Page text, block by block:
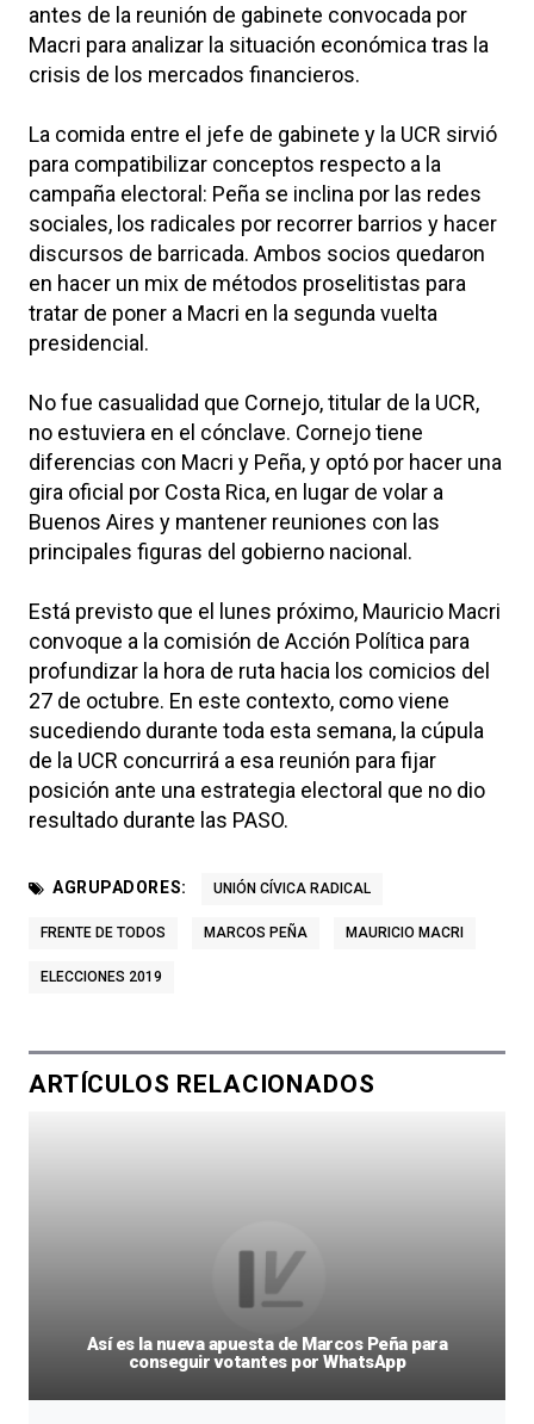
antes de la reunión de gabinete convocada por
Macri para analizar la situación económica tras la
crisis de los mercados financieros.
La comida entre el jefe de gabinete y la UCR sirvió
para compatibilizar conceptos respecto a la
campaña electoral: Peña se inclina por las redes
sociales, los radicales por recorrer barrios y hacer
discursos de barricada. Ambos socios quedaron
en hacer un mix de métodos proselitistas para
tratar de poner a Macri en la segunda vuelta
presidencial.
No fue casualidad que Cornejo, titular de la UCR,
no estuviera en el cónclave. Cornejo tiene
diferencias con Macri y Peña, y optó por hacer una
gira oficial por Costa Rica, en lugar de volar a
Buenos Aires y mantener reuniones con las
principales figuras del gobierno nacional.
Está previsto que el lunes próximo, Mauricio Macri
convoque a la comisión de Acción Política para
profundizar la hora de ruta hacia los comicios del
27 de octubre. En este contexto, como viene
sucediendo durante toda esta semana, la cúpula
de la UCR concurrirá a esa reunión para fijar
posición ante una estrategia electoral que no dio
resultado durante las PASO.
AGRUPADORES: UNIÓN CÍVICA RADICAL
FRENTE DE TODOS MARCOS PEÑA MAURICIO MACRI
ELECCIONES 2019
ARTÍCULOS RELACIONADOS
Así es la nueva apuesta de Marcos Peña para
conseguir votantes por WhatsApp